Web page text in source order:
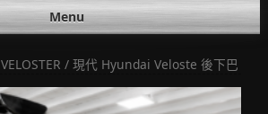
Menu
VELOSTER / 現代 Hyundai Veloste 後下巴